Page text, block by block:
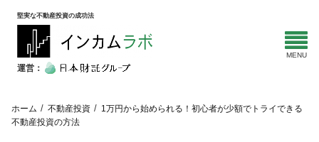
堅実な不動産投資の成功法
運営：
ホーム 不動産投資
1万円から始められる！初心者が少額でトライできる
不動産投資の方法